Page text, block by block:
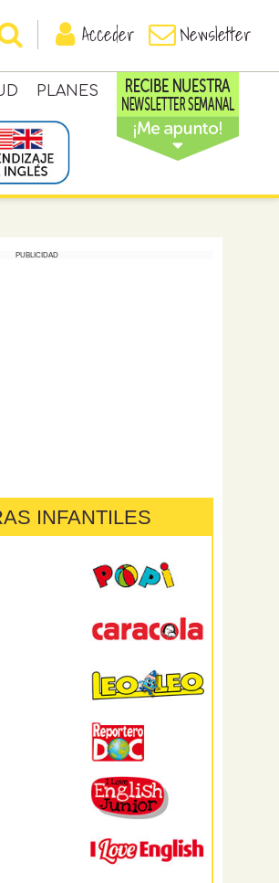
Acceder Newsletter
PLANES
PUBLICIDAD
INFANTILES